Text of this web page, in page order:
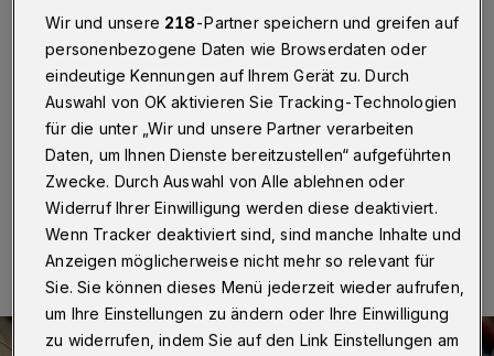
Wuppertal·In der Nacht zu Mittwoch (9. März 2022)
kam es an der Scheeler Straße in Solingen zu einem
größeren Polizeieinsatz nachdem Anwohner gegen
0.15 Uhr Schussgeräusche meldeten.
09.03.2022 , 11:00 Uhr Eine Minute Lesezeit
Wir und unsere 218-Partner speichern und greifen auf
personenbezogene Daten wie Browserdaten oder
eindeutige Kennungen auf Ihrem Gerät zu. Durch
Auswahl von OK aktivieren Sie Tracking-Technologien
für die unter „Wir und unsere Partner verarbeiten
Daten, um Ihnen Dienste bereitzustellen“ aufgeführten
Zwecke. Durch Auswahl von Alle ablehnen oder
Widerruf Ihrer Einwilligung werden diese deaktiviert.
Wenn Tracker deaktiviert sind, sind manche Inhalte und
Anzeigen möglicherweise nicht mehr so relevant für
Sie. Sie können dieses Menü jederzeit wieder aufrufen,
um Ihre Einstellungen zu ändern oder Ihre Einwilligung
zu widerrufen, indem Sie auf den Link Einstellungen am